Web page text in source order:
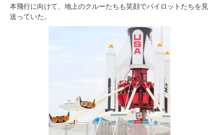
本飛行に向けて、地上のクルーたちも笑顔でパイロットたちを見
送っていた。